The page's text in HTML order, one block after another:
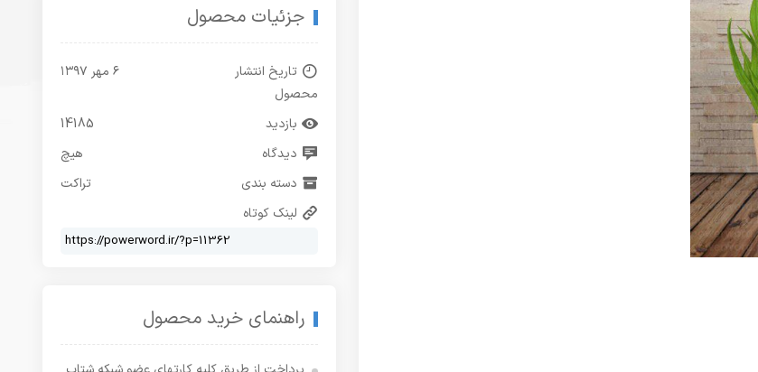
جزئیات محصول
تاریخ انتشار
محصول
۶ مهر ۱۳۹۷
بازدید
14185
دیدگاه
هیچ
دسته بندی
تراکت
لینک کوتاه
راهنمای خرید محصول